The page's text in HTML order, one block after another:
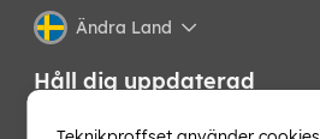
Ändra Land
Håll dig uppdaterad
Få de senaste nyheterna, hetaste